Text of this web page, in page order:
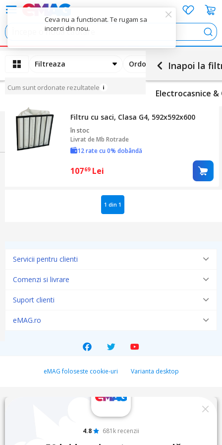
Ceva nu a functionat. Te rugam sa
incerci din nou.
Inapoi la
Electrocasnice
Filtreaza Ordoneaza
Cum sunt ordonate rezultatele
Filtru cu saci, Clasa G4, 592x592x600
în stoc
Livrat deMb Rotrade
12 rate cu 0% dobândă
10769 Lei
1 din 1
Servicii pentru clienti
Comenzi si livrare
Suport clienti
eMAG.ro
eMAG foloseste cookie-uri Varianta desktop
4.8 681k recenzii